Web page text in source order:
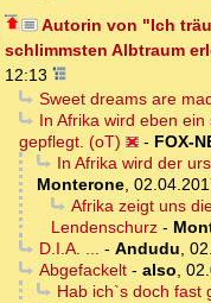
Autorin von "Ich
schlimmsten Albtraum
12:13
Sweet dreams are
In Afrika wird eben
gepflegt. (oT)
- FOX-
In Afrika wird der
Monterone,
Afrika zeigt uns
Lendenschurz -
D.I.A. ... - Andudu,
Abgefackelt- also,
Hab ich`s doch fast